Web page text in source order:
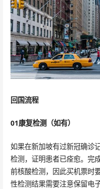
回国流程
01康复检测（如有）
如果在新加坡有过新冠确诊
检测，证明患者已痊愈。完
前核酸检测，因此买机票时
性检测结果需要注意保留电